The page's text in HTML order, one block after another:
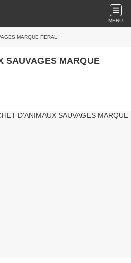
MENU
MARQUE FERAL
SAUVAGES MARQUE